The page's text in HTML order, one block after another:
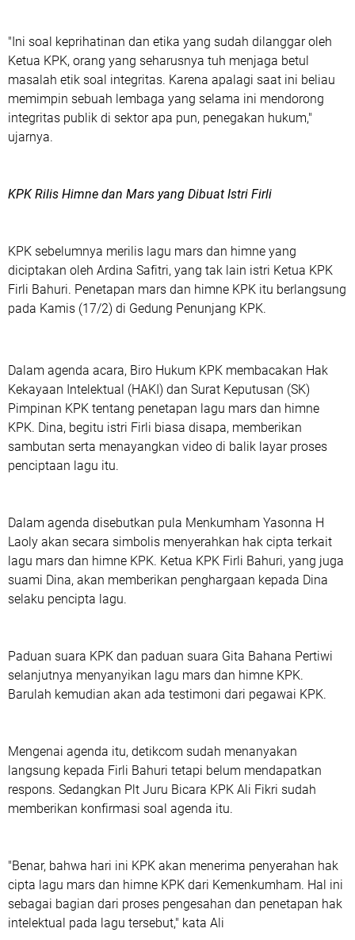
"Ini soal keprihatinan dan etika yang sudah dilanggar oleh
Ketua KPK, orang yang seharusnya tuh menjaga betul
masalah etik soal integritas. Karena apalagi saat ini beliau
memimpin sebuah lembaga yang selama ini mendorong
integritas publik di sektor apa pun, penegakan hukum,"
ujarnya.
KPK Rilis Himne dan Mars yang Dibuat Istri Firli
KPK sebelumnya merilis lagu mars dan himne yang
diciptakan oleh Ardina Safitri, yang tak lain istri Ketua KPK
Firli Bahuri. Penetapan mars dan himne KPK itu berlangsung
pada Kamis (17/2) di Gedung Penunjang KPK.
Dalam agenda acara, Biro Hukum KPK membacakan Hak
Kekayaan Intelektual (HAKI) dan Surat Keputusan (SK)
Pimpinan KPK tentang penetapan lagu mars dan himne
KPK. Dina, begitu istri Firli biasa disapa, memberikan
sambutan serta menayangkan video di balik layar proses
penciptaan lagu itu.
Dalam agenda disebutkan pula Menkumham Yasonna H
Laoly akan secara simbolis menyerahkan hak cipta terkait
lagu mars dan himne KPK. Ketua KPK Firli Bahuri, yang juga
suami Dina, akan memberikan penghargaan kepada Dina
selaku pencipta lagu.
Paduan suara KPK dan paduan suara Gita Bahana Pertiwi
selanjutnya menyanyikan lagu mars dan himne KPK.
Barulah kemudian akan ada testimoni dari pegawai KPK.
Mengenai agenda itu, detikcom sudah menanyakan
langsung kepada Firli Bahuri tetapi belum mendapatkan
respons. Sedangkan Plt Juru Bicara KPK Ali Fikri sudah
memberikan konfirmasi soal agenda itu.
"Benar, bahwa hari ini KPK akan menerima penyerahan hak
cipta lagu mars dan himne KPK dari Kemenkumham. Hal ini
sebagai bagian dari proses pengesahan dan penetapan hak
intelektual pada lagu tersebut," kata Ali